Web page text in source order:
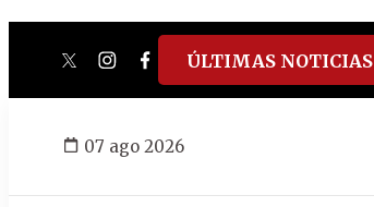
twitterinstagram
facebook
tiktokyoutube
spotify
ÚLTIMAS NOTICIAS
07 ago 2026